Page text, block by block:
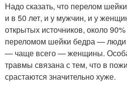
Надо сказать, что перелом
и в 50 лет, и у мужчин, и у
открытых источников, около
переломом шейки бедра — люди
— чаще всего — женщины.
травмы связана с тем, что в
срастаются значительно хуже.